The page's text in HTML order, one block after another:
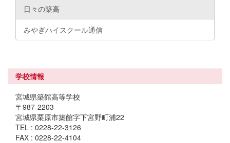
日々の築高
みやぎハイスクール通信
学校情報
宮城県築館高等学校
〒987-2203
宮城県栗原市築館字下宮野町浦22
TEL : 0228-22-3126
FAX : 0228-22-4104